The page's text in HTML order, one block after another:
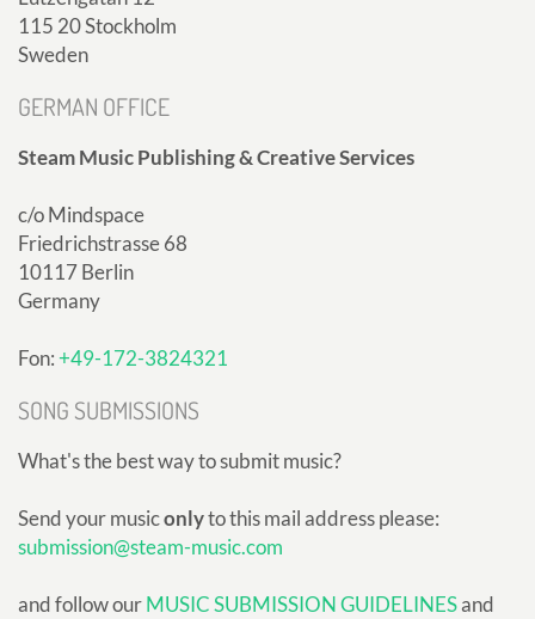
115 20 Stockholm
Sweden
GERMAN OFFICE
Steam Music Publishing & Creative Services
c/o Mindspace
Friedrichstrasse 68
10117 Berlin
Germany
Fon:+49-172-3824321
SONG SUBMISSIONS
What's the best way to submit music?
Send your musiconlyto this mail address please:
submission@steam-music.com
and follow ourMUSIC SUBMISSION GUIDELINESand